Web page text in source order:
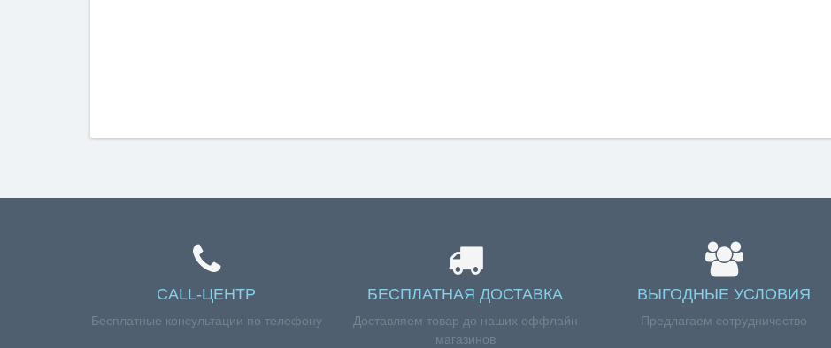
CALL-ЦЕНТР
Бесплатные консультации по телефону
БЕСПЛАТНАЯ ДОСТАВКА
Доставляем товар до наших оффлайн
магазинов
ВЫГОДНЫЕ УСЛОВИЯ
Предлагаем сотрудничество